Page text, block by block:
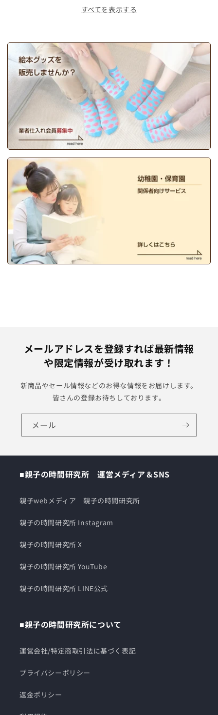
すべてを表示する
メールアドレスを登録すれば最新情報
や限定情報が受け取れます！
新商品やセール情報などのお得な情報をお届けします。
皆さんの登録お待ちしております。
メール
■親子の時間研究所 運営メディア＆SNS
親子webメディア 親子の時間研究所
親子の時間研究所 Instagram
親子の時間研究所 X
親子の時間研究所 YouTube
親子の時間研究所 LINE公式
■親子の時間研究所について
運営会社/特定商取引法に基づく表記
プライバシーポリシー
返金ポリシー